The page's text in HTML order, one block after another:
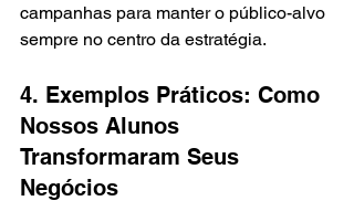
campanhas para manter o público-alvo
sempre no centro da estratégia.
4. Exemplos Práticos: Como
Nossos Alunos
Transformaram Seus
Negócios